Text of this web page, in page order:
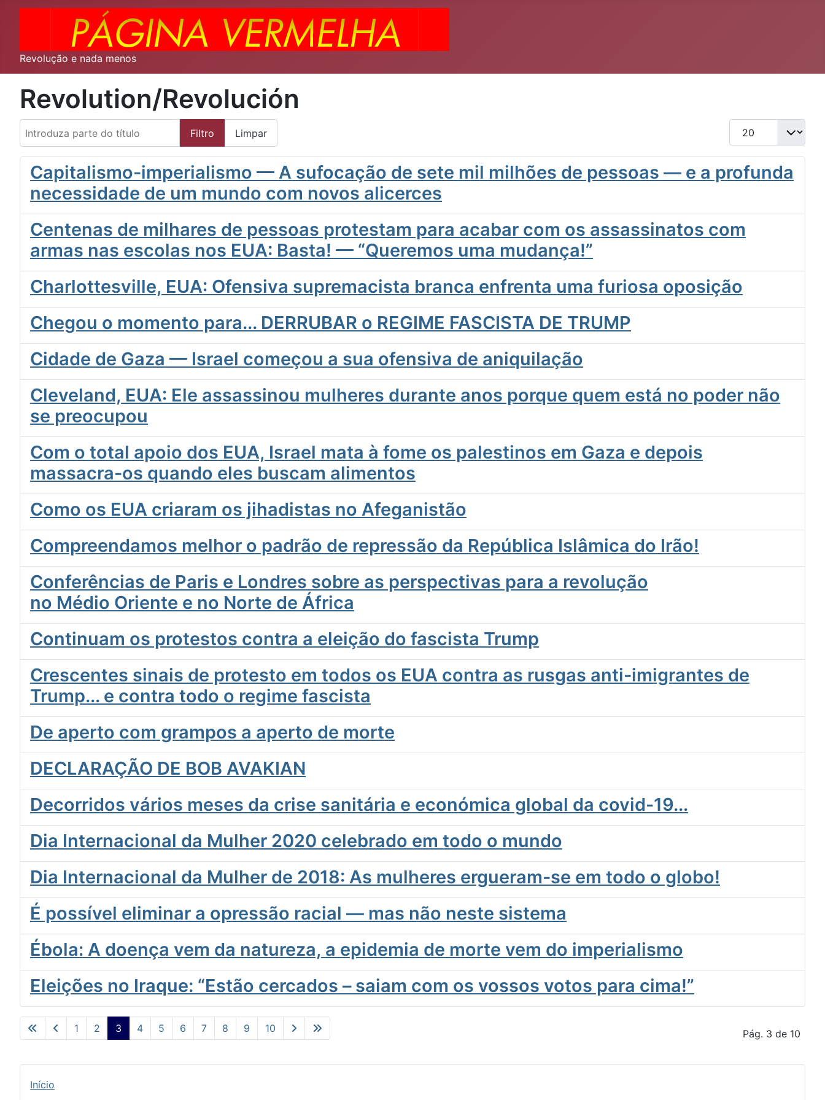
Revolução e nada menos
Revolution/Revolución
Introduza parte do título
Filtro Limpar
Qtd. a exibir
Capitalismo-imperialismo — A sufocação de sete mil milhões de pessoas — e a profunda
necessidade de um mundo com novos alicerces
Centenas de milhares de pessoas protestam para acabar com os assassinatos com
armas nas escolas nos EUA: Basta! — “Queremos uma mudança!”
Charlottesville, EUA: Ofensiva supremacista branca enfrenta uma furiosa oposição
Chegou o momento para... DERRUBAR o REGIME FASCISTA DE TRUMP
Cidade de Gaza — Israel começou a sua ofensiva de aniquilação
Cleveland, EUA: Ele assassinou mulheres durante anos porque quem está no poder não
se preocupou
Com o total apoio dos EUA, Israel mata à fome os palestinos em Gaza e depois
massacra-os quando eles buscam alimentos
Como os EUA criaram os jihadistas no Afeganistão
Compreendamos melhor o padrão de repressão da República Islâmica do Irão!
Conferências de Paris e Londres sobre as perspectivas para a revolução
no Médio Oriente e no Norte de África
Continuam os protestos contra a eleição do fascista Trump
Crescentes sinais de protesto em todos os EUA contra as rusgas anti-imigrantes de
Trump... e contra todo o regime fascista
De aperto com grampos a aperto de morte
DECLARAÇÃO DE BOB AVAKIAN
Decorridos vários meses da crise sanitária e económica global da covid-19...
Dia Internacional da Mulher 2020 celebrado em todo o mundo
Dia Internacional da Mulher de 2018: As mulheres ergueram-se em todo o globo!
É possível eliminar a opressão racial — mas não neste sistema
Ébola: A doença vem da natureza, a epidemia de morte vem do imperialismo
Eleições no Iraque: “Estão cercados – saiam com os vossos votos para cima!”
Pág. 3 de 10
1 2 3 4 5 6 7 8 9 10
Início